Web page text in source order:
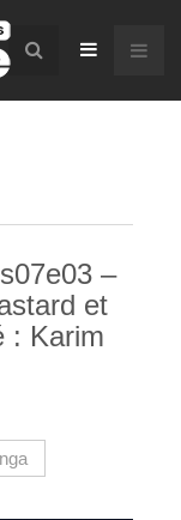
–
et
: Karim